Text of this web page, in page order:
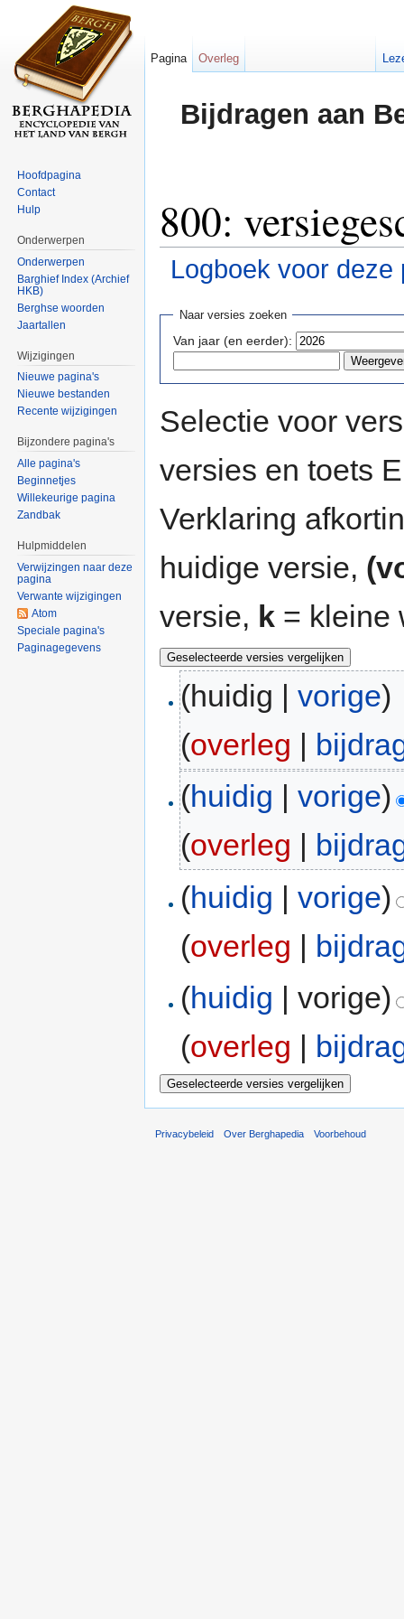
Bijdragen aan
800:
Logboek voor deze
Naar versies zoeken
Van jaar (en eerder):
Selectie voor
versies en toets
Verklaring
huidige versie,
versie, k = kleine
(huidig |vorige)
(overleg |
(huidig |vorige)
(overleg
(huidig |vorige)
(overleg |
(huidig | vorige)
(overleg |
Pagina Overleg
Hoofdpagina
Contact
Hulp
Onderwerpen
Onderwerpen
Barghief Index (Archief
HKB)
Berghse woorden
Jaartallen
Wijzigingen
Nieuwe pagina's
Nieuwe bestanden
Recente wijzigingen
Bijzondere pagina's
Alle pagina's
Beginnetjes
Willekeurige pagina
Zandbak
Hulpmiddelen
Verwijzingen naar deze
pagina
Verwante wijzigingen
Atom
Speciale pagina's
Paginagegevens
Privacybeleid Over Berghapedia Voorbehoud